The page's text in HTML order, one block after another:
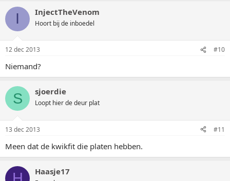
I InjectTheVenom
Hoort bij de inboedel
12 dec 2013 #10
Niemand?
S sjoerdie
Loopt hier de deur plat
13 dec 2013 #11
Meen dat de kwikfit die platen hebben.
Haasje17